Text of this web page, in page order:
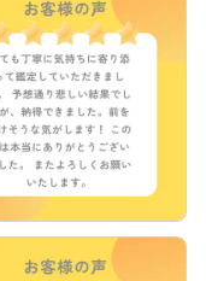
ます。